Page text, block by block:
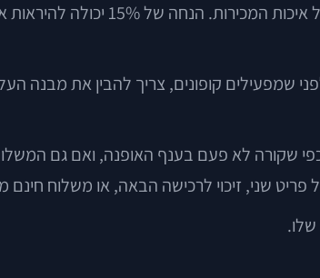
הטעות הנפוצה ביותר בהקמת אתר מסחר אלקטרוני עם
שמפעילים קופונים, צריך להבין את מבנה
אם שיעור ההחזרות גבוה, כפי שקורה לא פעם בענף האופנה,
שני, זיכוי לרכישה הבאה, או משלוח חינם